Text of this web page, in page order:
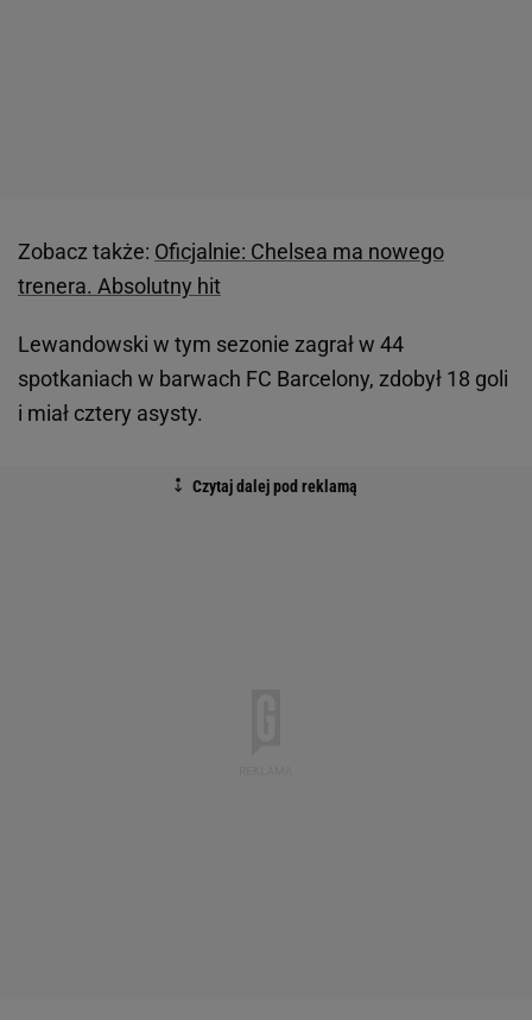
Zobacz także: Oficjalnie: Chelsea ma nowego
trenera. Absolutny hit
Lewandowski w tym sezonie zagrał w 44
spotkaniach w barwach FC Barcelony, zdobył 18 goli
i miał cztery asysty.